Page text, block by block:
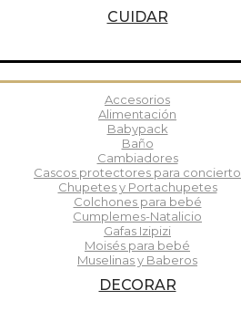
CUIDAR
Accesorios
Alimentación
Babypack
Baño
Cambiadores
Cascos protectores para concierto
Chupetes y Portachupetes
Colchones para bebé
Cumplemes-Natalicio
Gafas Izipizi
Moisés para bebé
Muselinas y Baberos
DECORAR